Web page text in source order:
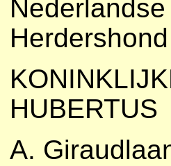
Herdershond
HUBERTUS
A.